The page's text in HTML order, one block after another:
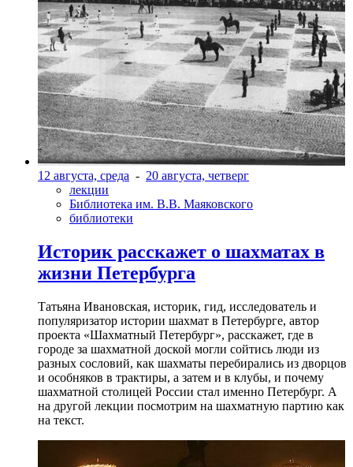
12 августа, среда - 20 августа, четверг
лекции
Библиотека им. В.В. Маяковского
библиотеки
Историк расскажет о шахматах в
жизни Петербурга
Татьяна Ивановская, историк, гид, исследователь и
популяризатор истории шахмат в Петербурге, автор
проекта «Шахматный Петербург», расскажет, где в
городе за шахматной доской могли сойтись люди из
разных сословий, как шахматы перебирались из дворцов
и особняков в трактиры, а затем и в клубы, и почему
шахматной столицей России стал именно Петербург. А
на другой лекции посмотрим на шахматную партию как
на текст.